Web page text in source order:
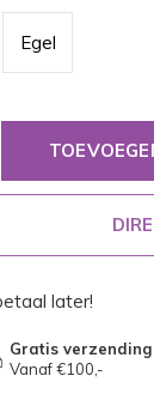
Egel
later!
Gratis verzending
Vanaf €100,-